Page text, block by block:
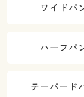
ワイドパ
ハーフパ
テーパード